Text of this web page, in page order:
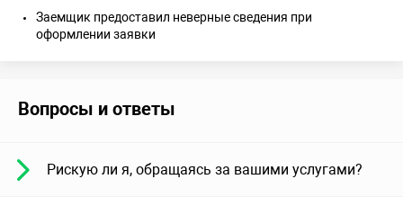
Заемщик предоставил неверные сведения при
оформлении заявки
Вопросы и ответы
Рискую ли я, обращаясь за вашими услугами?